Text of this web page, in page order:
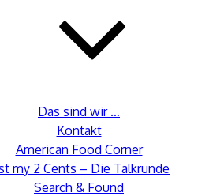
Das sind wir …
Kontakt
American Food Corner
my 2 Cents – Die Talkrunde
Search & Found